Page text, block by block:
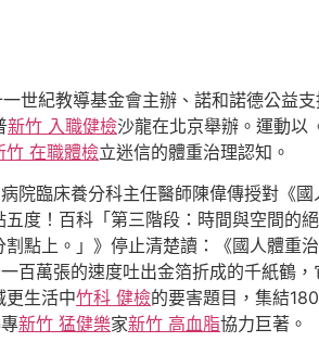
世紀教導基金會主辦、諾和諾德公益
新竹 入職健檢沙龍在北京舉辦。運動以
竹 在職體檢立迷信的體重治理認知。
院臨床養分科主任醫師陳偉傳授對《
五度！百科「第三階段：時間與空間的
割點上。」》停止清楚讀：《國人體重
百萬張的速度吐出金箔折成的千紙鶴
更生活中竹科 健檢的要害題目，集結
新竹 猛健樂家新竹 高血脂協力巨著。